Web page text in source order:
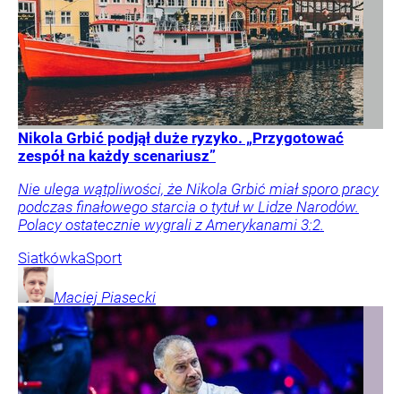
Nikola Grbić podjął duże ryzyko. „Przygotować
zespół na każdy scenariusz”
Nie ulega wątpliwości, że Nikola Grbić miał sporo pracy
podczas finałowego starcia o tytuł w Lidze Narodów.
Polacy ostatecznie wygrali z Amerykanami 3:2.
SiatkówkaSport
Maciej Piasecki